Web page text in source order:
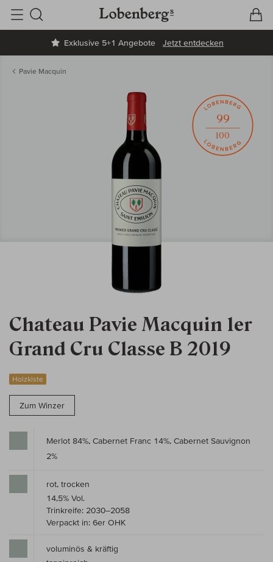
Exklusive 5+1 Angebote Jetzt entdecken
Suche
Pavie Macquin
Chateau Pavie Macquin 1er
Grand Cru Classe B 2019
Holzkiste
Zum Winzer
99
100
Merlot 84%, Cabernet Franc 14%, Cabernet Sauvignon
2%
rot, trocken
14,5% Vol.
Trinkreife: 2030–2058
Verpackt in: 6er OHK
voluminös & kräftig